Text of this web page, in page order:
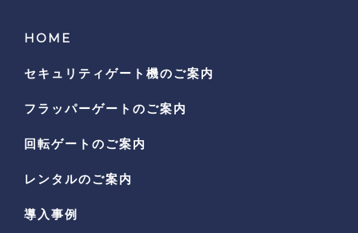
HOME
セキュリティゲート機のご案内
フラッパーゲートのご案内
回転ゲートのご案内
レンタルのご案内
導入事例